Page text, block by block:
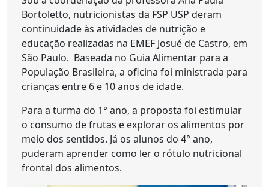
Bortoletto, nutricionistas da FSP USP deram
continuidade às atividades de nutrição e
educação realizadas na EMEF Josué de Castro, em
São Paulo. Baseada no Guia Alimentar para a
População Brasileira, a oficina foi ministrada para
crianças entre 6 e 10 anos de idade.
Para a turma do 1° ano, a proposta foi estimular
o consumo de frutas e explorar os alimentos por
meio dos sentidos. Já os alunos do 4° ano,
puderam aprender como ler o rótulo nutricional
frontal dos alimentos.